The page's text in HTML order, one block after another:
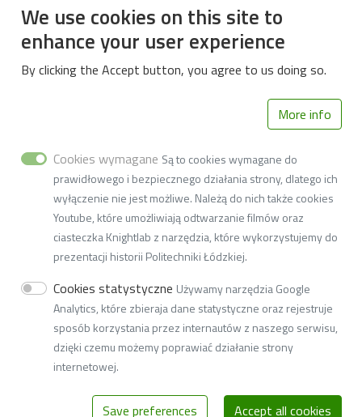
Katedra Biotechnologii Środowiskowej
Wydział Biotechnologii i Nauk o Żywności
ul. Wólczańska 171/173, 90-530 Łódź
tel.: 42 631 34 92, e-mail:
w5k51@adm.p.lodz.pl
AE:PL-77859-99877-ERVVB-29.
Stopka-Menu
Deklaracja dostępności cyfrowej
© 2026 Lodz University of Technology
We use cookies on this site to
enhance your user experience
By clicking the Accept button, you agree to us doing so.
More info
Cookies wymagane Są to cookies wymagane do
prawidłowego i bezpiecznego działania strony, dlatego ich
wyłączenie nie jest możliwe. Należą do nich także cookies
Youtube, które umożliwiają odtwarzanie filmów oraz
ciasteczka Knightlab z narzędzia, które wykorzystujemy do
prezentacji historii Politechniki Łódzkiej.
Cookies statystyczne Używamy narzędzia Google
Analytics, które zbieraja dane statystyczne oraz rejestruje
sposób korzystania przez internautów z naszego serwisu,
dzięki czemu możemy poprawiać działanie strony
internetowej.
Save preferences Accept all cookies